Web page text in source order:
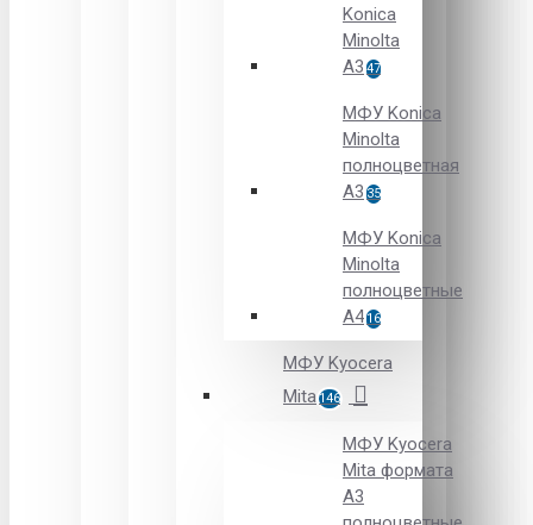
Konica
Minolta
A3 47
МФУ Konica
Minolta
полноцветная
А3 35
МФУ Konica
Minolta
полноцветные
А416
МФУ Kyocera
Mita146
МФУ Kyocera
Mita формата
A3